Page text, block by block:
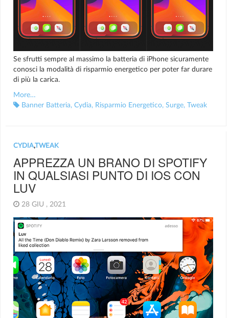
Se sfrutti sempre al massimo la batteria di iPhone sicuramente
conosci la modalità di risparmio energetico per poter far durare
di più la carica.
More…
Banner Batteria, Cydia, Risparmio Energetico, Surge, Tweak
CYDIA,TWEAK
APPREZZA UN BRANO DI SPOTIFY
IN QUALSIASI PUNTO DI IOS CON
LUV
28 GIU , 2021